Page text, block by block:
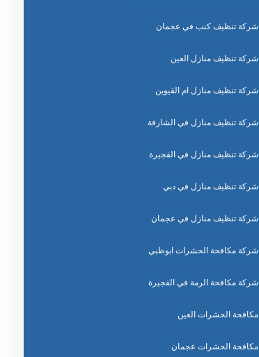
شركة تنظيف كنب في عجمان
شركة تنظيف منازل العين
شركة تنظيف منازل ام القيوين
شركة تنظيف منازل في الشارقة
شركة تنظيف منازل في الفجيرة
شركة تنظيف منازل في دبي
شركة تنظيف منازل في عجمان
شركة مكافحة الحشرات ابوظبي
شركة مكافحة الرمة في الفجيرة
مكافحة الحشرات العين
مكافحة الحشرات عجمان